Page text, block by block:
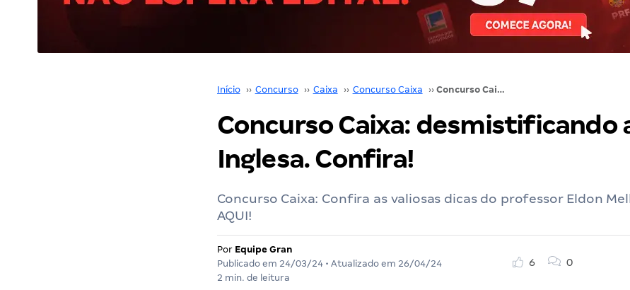
Início ›› Concurso ›› Caixa ›› Concurso Caixa ›› Concurso Caixa: desmistificando a Língua Inglesa. Confira!
Concurso Caixa: desmistificando
Inglesa. Confira!
Concurso Caixa: Confira as valiosas dicas do professor Eldon
AQUI!
Por Equipe Gran
Publicado em 24/03/24• Atualizado em 26/04/24
2 min. de leitura
6 0